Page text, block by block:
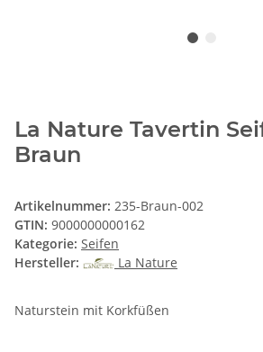
La Nature Tavertin
Braun
Artikelnummer: 235-Braun-002
GTIN: 9000000000162
Kategorie: Seifen
Hersteller:
La Nature
Naturstein mit Korkfüßen